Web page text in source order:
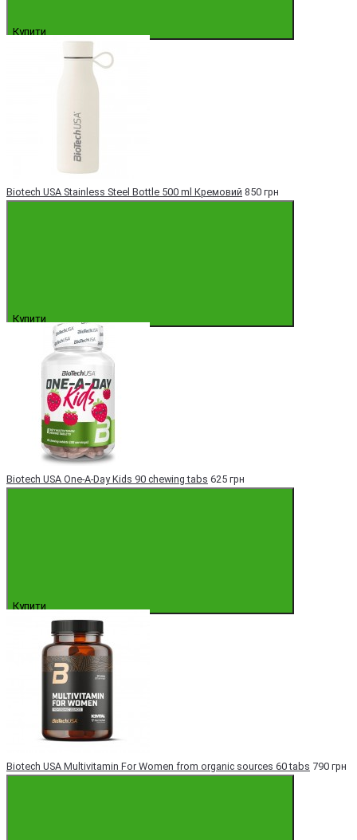
Купити
Biotech USA Stainless Steel Bottle 500 ml Кремовий 850 грн
Купити
Biotech USA One-A-Day Kids 90 chewing tabs 625 грн
Купити
Biotech USA Multivitamin For Women from organic sources 60 tabs 790 грн